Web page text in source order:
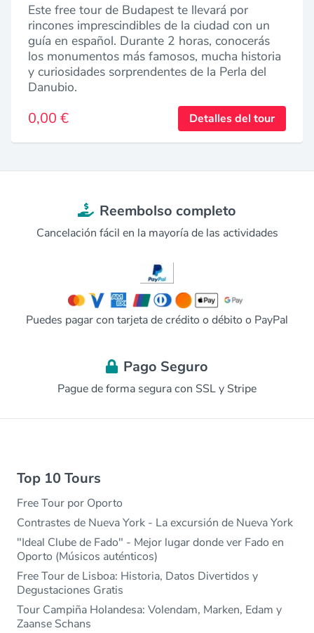
Este free tour de Budapest te llevará por
rincones imprescindibles de la ciudad con un
guía en español. Durante 2 horas, conocerás
los monumentos más famosos, mucha historia
y curiosidades sorprendentes de la Perla del
Danubio.
0,00 € Detalles del tour
Reembolso completo
Cancelación fácil en la mayoría de las actividades
Puedes pagar con tarjeta de crédito o débito o PayPal
Pago Seguro
Pague de forma segura con SSL y Stripe
Top 10 Tours
Free Tour por Oporto
Contrastes de Nueva York - La excursión de Nueva York
"Ideal Clube de Fado" - Mejor lugar donde ver Fado en
Oporto (Músicos auténticos)
Free Tour de Lisboa: Historia, Datos Divertidos y
Degustaciones Gratis
Tour Campiña Holandesa: Volendam, Marken, Edam y
Zaanse Schans